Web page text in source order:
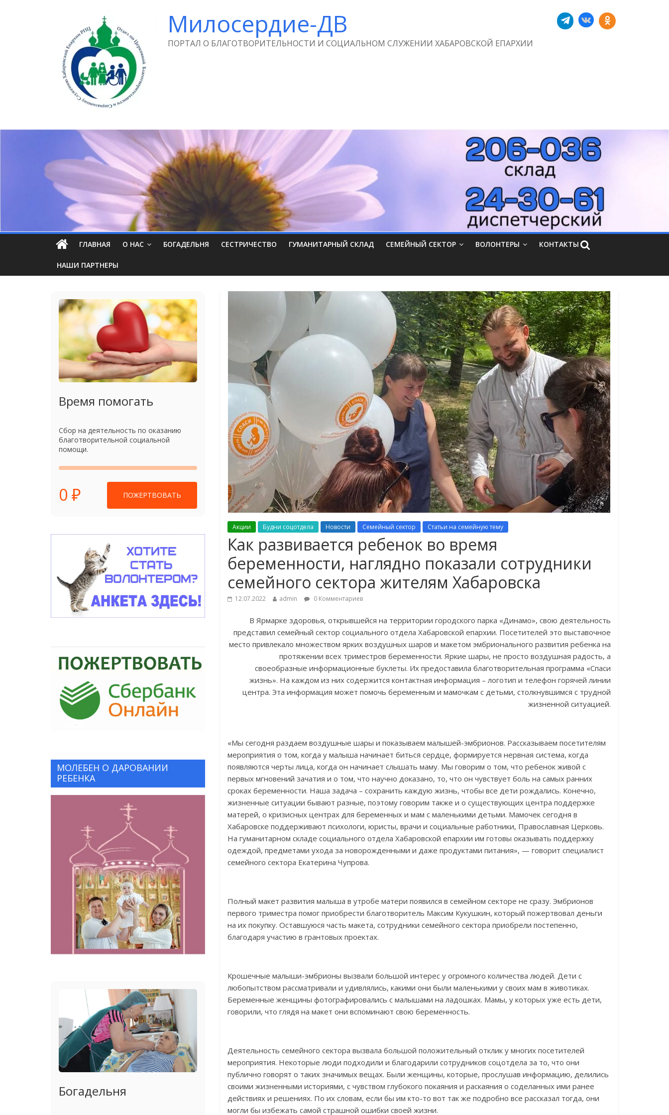
Милосердие-ДВ
ПОРТАЛ О БЛАГОТВОРИТЕЛЬНОСТИ И СОЦИАЛЬНОМ СЛУЖЕНИИ ХАБАРОВСКОЙ ЕПАРХИИ
ГЛАВНАЯ О НАС БОГАДЕЛЬНЯ СЕСТРИЧЕСТВО ГУМАНИТАРНЫЙ СКЛАД СЕМЕЙНЫЙ СЕКТОР ВОЛОНТЕРЫ КОНТАКТЫ
НАШИ ПАРТНЕРЫ
Акции Будни соцотдела Новости Семейный сектор Статьи на семейную тему
Как развивается ребенок во время
беременности, наглядно показали сотрудники
семейного сектора жителям Хабаровска
12.07.2022 admin 0 Комментариев
В Ярмарке здоровья, открывшейся на территории городского парка «Динамо», свою деятельность
представил семейный сектор социального отдела Хабаровской епархии. Посетителей это выставочное
место привлекало множеством ярких воздушных шаров и макетом эмбрионального развития ребенка на
протяжении всех триместров беременности. Яркие шары, не просто воздушная радость, а
своеобразные информационные буклеты. Их предоставила благотворительная программа «Спаси
жизнь». На каждом из них содержится контактная информация – логотип и телефон горячей линии
центра. Эта информация может помочь беременным и мамочкам с детьми, столкнувшимся с трудной
жизненной ситуацией.
«Мы сегодня раздаем воздушные шары и показываем малышей-эмбрионов. Рассказываем посетителям
мероприятия о том, когда у малыша начинает биться сердце, формируется нервная система, когда
появляются черты лица, когда он начинает слышать маму. Мы говорим о том, что ребенок живой с
первых мгновений зачатия и о том, что научно доказано, то, что он чувствует боль на самых ранних
сроках беременности. Наша задача – сохранить каждую жизнь, чтобы все дети рождались. Конечно,
жизненные ситуации бывают разные, поэтому говорим также и о существующих центра поддержке
матерей, о кризисных центрах для беременных и мам с маленькими детьми. Мамочек сегодня в
Хабаровске поддерживают психологи, юристы, врачи и социальные работники, Православная Церковь.
На гуманитарном складе социального отдела Хабаровской епархии им готовы оказывать поддержку
одеждой, предметами ухода за новорожденными и даже продуктами питания», — говорит специалист
семейного сектора Екатерина Чупрова.
Полный макет развития малыша в утробе матери появился в семейном секторе не сразу. Эмбрионов
первого триместра помог приобрести благотворитель Максим Кукушкин, который пожертвовал деньги
на их покупку. Оставшуюся часть макета, сотрудники семейного сектора приобрели постепенно,
благодаря участию в грантовых проектах.
Крошечные малыши-эмбрионы вызвали большой интерес у огромного количества людей. Дети с
любопытством рассматривали и удивлялись, какими они были маленькими у своих мам в животиках.
Беременные женщины фотографировались с малышами на ладошках. Мамы, у которых уже есть дети,
говорили, что глядя на макет они вспоминают свою беременность.
Деятельность семейного сектора вызвала большой положительный отклик у многих посетителей
мероприятия. Некоторые люди подходили и благодарили сотрудников соцотдела за то, что они
публично говорят о таких значимых вещах. Были женщины, которые, прослушав информацию, делились
своими жизненными историями, с чувством глубокого покаяния и раскаяния о соделанных ими ранее
действиях и решениях. По их словам, если бы им кто-то вот так же подробно все рассказал тогда, они
могли бы избежать самой страшной ошибки своей жизни.
Время помогать
Сбор на деятельность по оказанию
благотворительной социальной
помощи.
0 ₽ ПОЖЕРТВОВАТЬ
МОЛЕБЕН О ДАРОВАНИИ
РЕБЕНКА
Богадельня